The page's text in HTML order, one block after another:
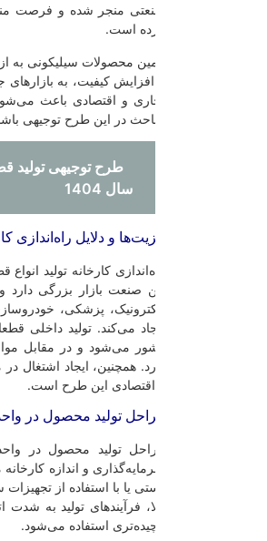
منجر شده و فرصت مناسبی برای تأمین این
محصولات سیلیکونی به ازای دلار، به
کیفیت، به بازارهای جهانی نفوذ کرده و
و اقتصادی باعث می‌شود که توجیه اقتصادی
در این طرح توجیهی باشد و سرمایه‌گذاران
و دلایل راه‌اندازی کارخانه تولید
کارخانه تولید انواع قطعات سیلیکونی
صنعت بازار بزرگی دارد و نیاز مستمر به
پزشکی، خودروسازی و مصرفی دارد،
می‌کند. تولید داخلی قطعات سیلیکونی
می‌شود و در مقابل مواجهه با تغییرات
همچنین، ایجاد اشتغال در مناطق محروم و
این طرح است.
تولید محصول در واحد تولید
تولید محصول در واحد تولید انواع
و اندازه کارخانه متفاوت باشد. در
یا با استفاده از تجهیزات ساده‌تری صورت
فرآیندهای تولید به شدت اتوماتیک شده و از
استفاده می‌شود.